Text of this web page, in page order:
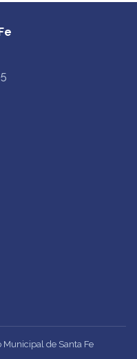
Municipal de Santa Fe